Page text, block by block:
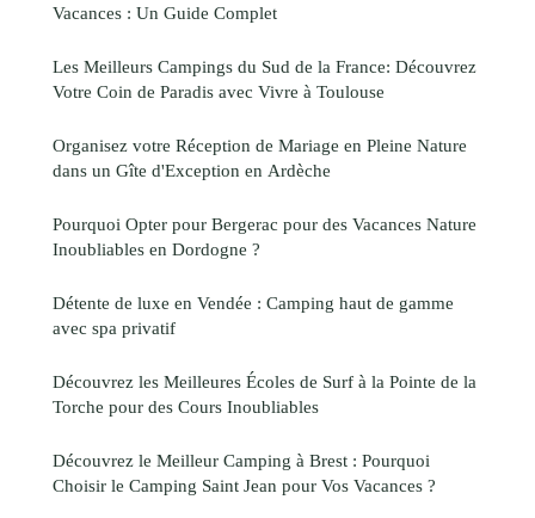
Vacances : Un Guide Complet
Les Meilleurs Campings du Sud de la France: Découvrez
Votre Coin de Paradis avec Vivre à Toulouse
Organisez votre Réception de Mariage en Pleine Nature
dans un Gîte d'Exception en Ardèche
Pourquoi Opter pour Bergerac pour des Vacances Nature
Inoubliables en Dordogne ?
Détente de luxe en Vendée : Camping haut de gamme
avec spa privatif
Découvrez les Meilleures Écoles de Surf à la Pointe de la
Torche pour des Cours Inoubliables
Découvrez le Meilleur Camping à Brest : Pourquoi
Choisir le Camping Saint Jean pour Vos Vacances ?